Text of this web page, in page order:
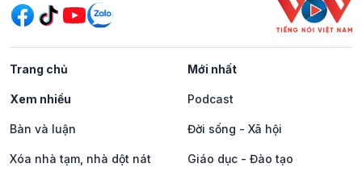
Trang chủ Mới nhất
Xem nhiều Podcast
Bàn và luận Đời sống - Xã hội
Xóa nhà tạm, nhà dột nát Giáo dục - Đào tạo